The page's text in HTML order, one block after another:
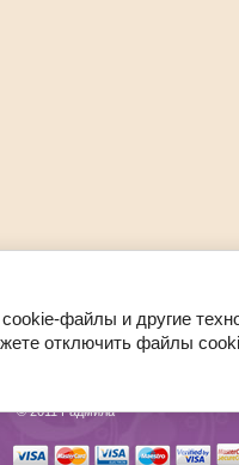
© 2011 Радмила
cookie-файлы и другие
отключить файлы